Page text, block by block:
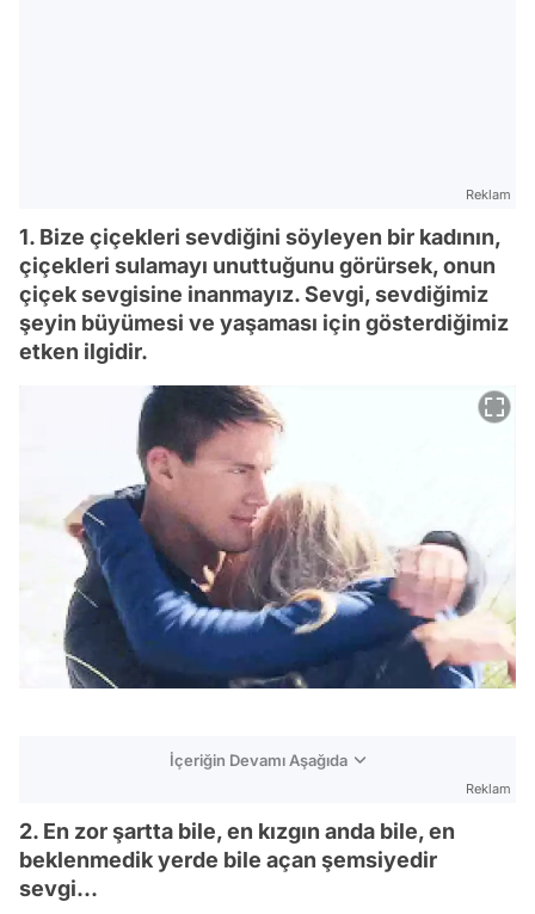
Reklam
1. Bize çiçekleri sevdiğini söyleyen bir kadının,
çiçekleri sulamayı unuttuğunu görürsek, onun
çiçek sevgisine inanmayız. Sevgi, sevdiğimiz
şeyin büyümesi ve yaşaması için gösterdiğimiz
etken ilgidir.
İçeriğin Devamı Aşağıda
Reklam
2. En zor şartta bile, en kızgın anda bile, en
beklenmedik yerde bile açan şemsiyedir
sevgi...